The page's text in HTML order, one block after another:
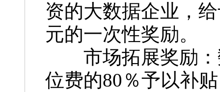
资的大数据企业，
元的一次性奖励。
市场拓展奖励：
位费的80％予以补